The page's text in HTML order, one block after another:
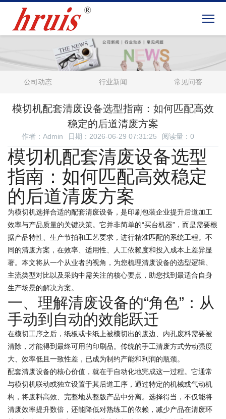
公司动态 行业新闻 常见问答
模切机配套清废设备选型指南：如何匹配高效
稳定的后道清废方案
作者：Admin 日期：2026-06-29 07:31:25 阅读量： 0
模切机配套清废设备选型
指南：如何匹配高效稳定
的后道清废方案
为模切机选择合适的配套清废设备，是印刷包装企业提升后道加工
效率与产品质量的关键决策。它并非简单的“买台机器”，而是需要根
据产品特性、生产节拍和工艺要求，进行精准匹配的系统工程。不
同的清废方案，在效率、适用性、人工依赖度和投入成本上差异显
著。本文将从一个从业者的视角，为您梳理清废设备的选型逻辑、
主流类型对比以及采购中需关注的核心要点，助您找到最适合自身
生产场景的解决方案。
一、理解清废设备的“角色”：从
手动到自动的效能跃迁
在模切工序之后，纸板或卡纸上被模切出的废边、内孔废料需要被
清除，才能得到最终可用的印刷品。传统的手工清废方式劳动强度
大、效率低且一致性差，已成为制约产能和利润的瓶颈。
配套清废设备的核心价值，就在于自动化地完成这一过程。它通常
与模切机联动或独立设置于其后道工序，通过特定的机械或气动机
构，将废料高效、完整地从整版产品中分离。选择得当，不仅能将
清废效率提升数倍，还能降低对熟练工的依赖，减少产品在清废环